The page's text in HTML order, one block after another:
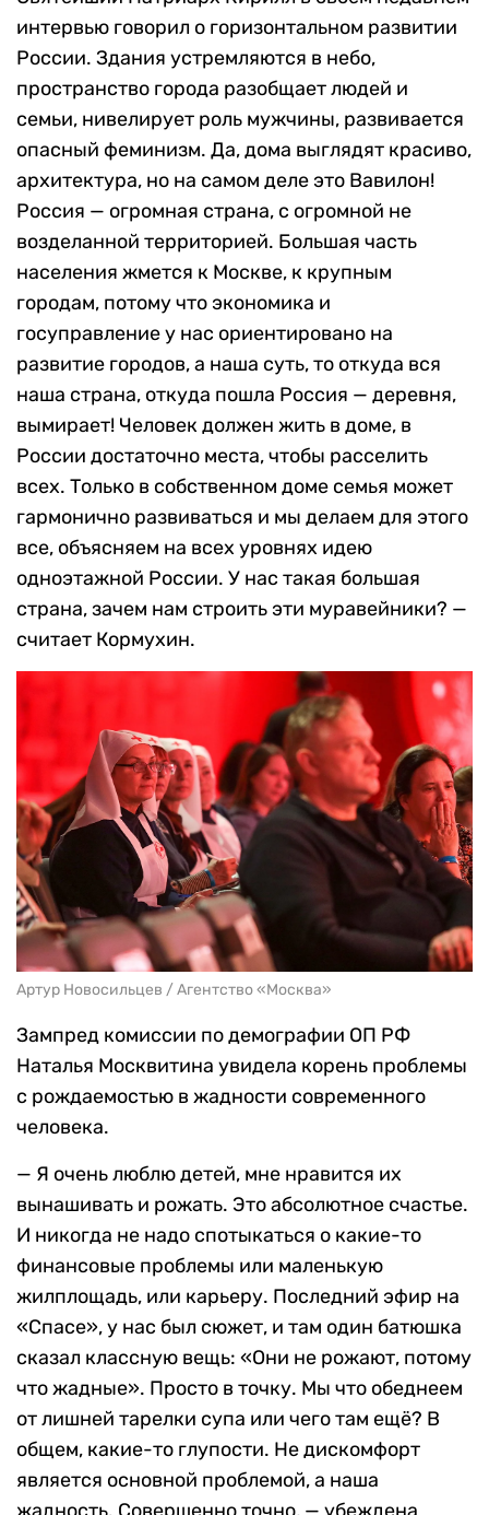
интервью говорил о горизонтальном развитии
России. Здания устремляются в небо,
пространство города разобщает людей и
семьи, нивелирует роль мужчины, развивается
опасный феминизм. Да, дома выглядят красиво,
архитектура, но на самом деле это Вавилон!
Россия — огромная страна, с огромной не
возделанной территорией. Большая часть
населения жмется к Москве, к крупным
городам, потому что экономика и
госуправление у нас ориентировано на
развитие городов, а наша суть, то откуда вся
наша страна, откуда пошла Россия — деревня,
вымирает! Человек должен жить в доме, в
России достаточно места, чтобы расселить
всех. Только в собственном доме семья может
гармонично развиваться и мы делаем для этого
все, объясняем на всех уровнях идею
одноэтажной России. У нас такая большая
страна, зачем нам строить эти муравейники? —
считает Кормухин.
Артур Новосильцев / Агентство «Москва»
Зампред комиссии по демографии ОП РФ
Наталья Москвитина увидела корень проблемы
с рождаемостью в жадности современного
человека.
— Я очень люблю детей, мне нравится их
вынашивать и рожать. Это абсолютное счастье.
И никогда не надо спотыкаться о какие-то
финансовые проблемы или маленькую
жилплощадь, или карьеру. Последний эфир на
«Спасе», у нас был сюжет, и там один батюшка
сказал классную вещь: «Они не рожают, потому
что жадные». Просто в точку. Мы что обеднеем
от лишней тарелки супа или чего там ещё? В
общем, какие-то глупости. Не дискомфорт
является основной проблемой, а наша